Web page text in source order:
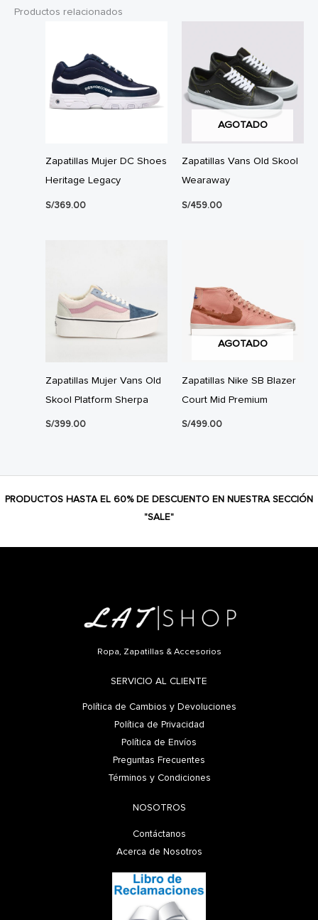
Productos relacionados
Zapatillas Mujer DC Shoes
Heritage Legacy
S/369.00
AGOTADO
Zapatillas Vans Old Skool
Wearaway
S/459.00
Zapatillas Mujer Vans Old
Skool Platform Sherpa
S/399.00
AGOTADO
Zapatillas Nike SB Blazer
Court Mid Premium
S/499.00
PRODUCTOS HASTA EL 60% DE DESCUENTO EN NUESTRA SECCIÓN
"SALE"
Ropa, Zapatillas & Accesorios
SERVICIO AL CLIENTE
Política de Cambios y Devoluciones
Política de Privacidad
Política de Envíos
Preguntas Frecuentes
Términos y Condiciones
NOSOTROS
Contáctanos
Acerca de Nosotros